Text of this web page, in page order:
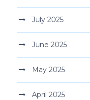
July 2025
June 2025
May 2025
April 2025